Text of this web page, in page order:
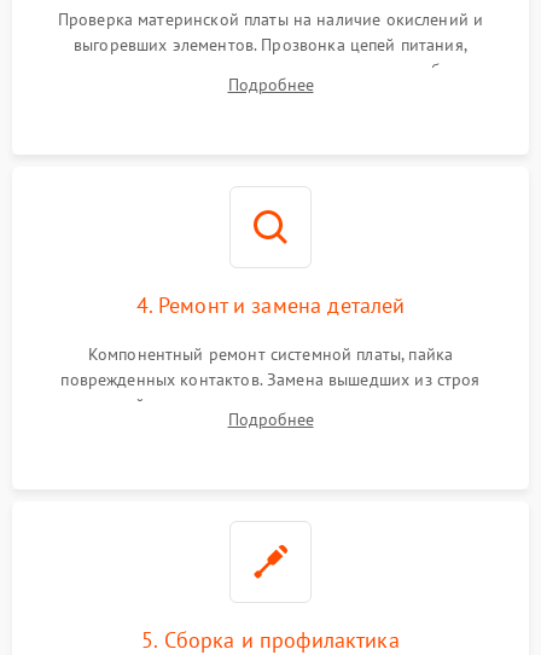
Проверка материнской платы на наличие окислений и
выгоревших элементов. Прозвонка цепей питания,
тестирование приводных моторов колес и турбины
всасывания. Оценка состояния оптических и инфракрасных
Подробнее
4. Ремонт и замена деталей
Компонентный ремонт системной платы, пайка
поврежденных контактов. Замена вышедших из строя
двигателей, изношенного аккумулятора, неисправного
лидара или помпы подачи воды. Восстановление шлейфов и
Подробнее
5. Сборка и профилактика